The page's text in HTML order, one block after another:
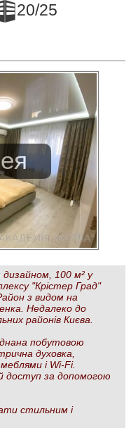
20/25
100 м² у
"Крістер Град"
з видом на
Недалеко до
районів Києва.
побутовою
духовка,
і Wi-Fi.
доступ за допомогою
стильним і